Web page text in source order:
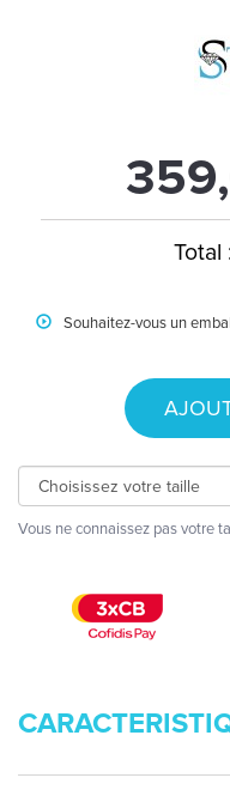
Total
Souhaitez-vous un
Vous ne connaissez pas votre